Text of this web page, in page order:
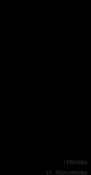
г.Москва
ул. Максимова